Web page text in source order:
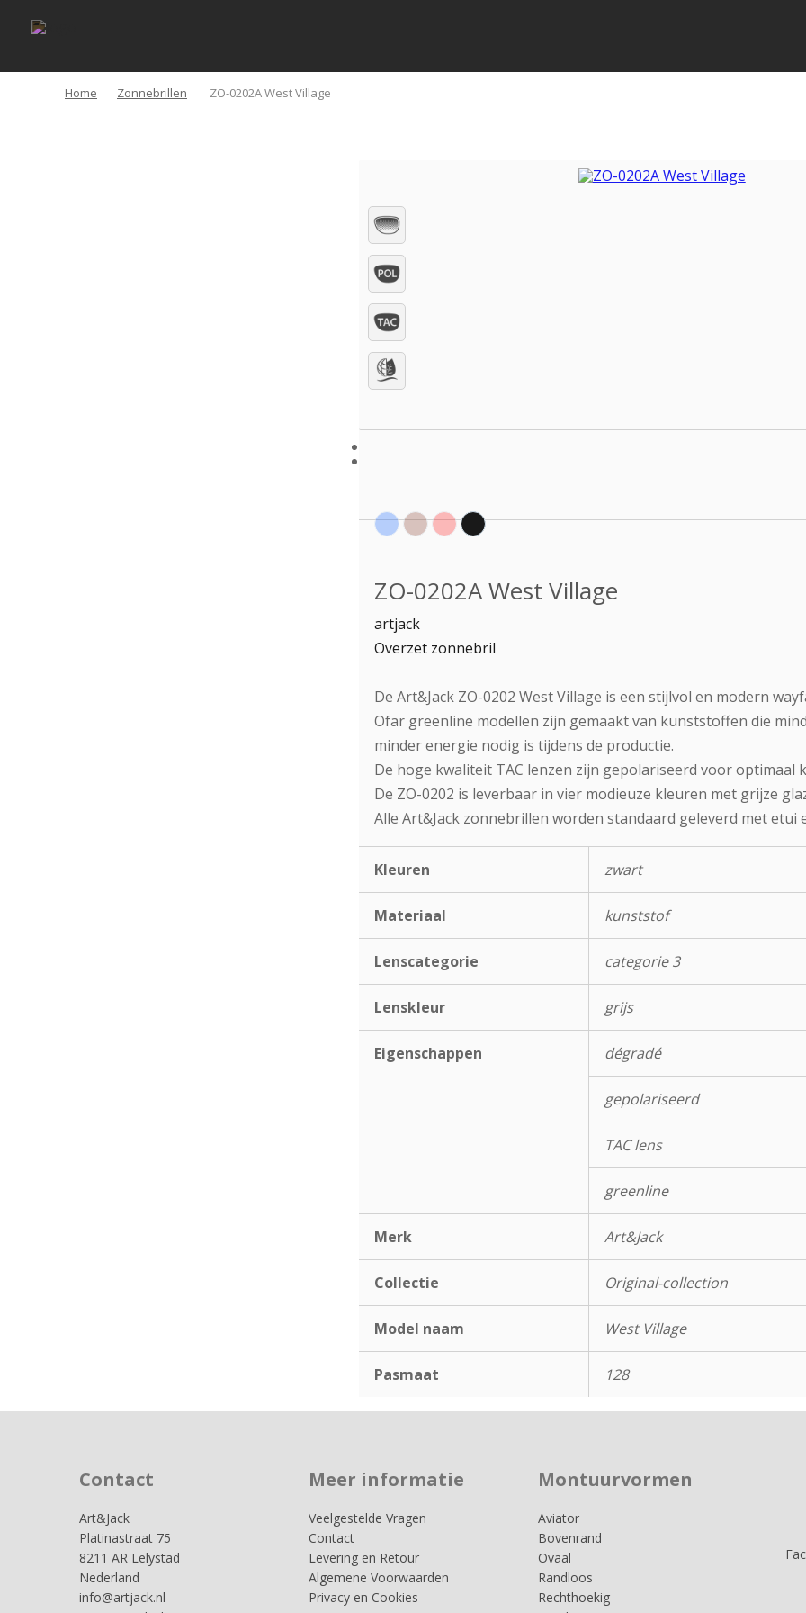
Home Zonnebrillen ZO-0202A West Village
ZO-0202A West Village
artjack
Overzet zonnebril
De Art&Jack ZO-0202 West Village is een stijlvol en modern
Ofar greenline modellen zijn gemaakt van kunststoffen die
minder energie nodig is tijdens de productie.
De hoge kwaliteit TAC lenzen zijn gepolariseerd voor optimaal
De ZO-0202 is leverbaar in vier modieuze kleuren met grijze
Alle Art&Jack zonnebrillen worden standaard geleverd met etui
Kleuren zwart
Materiaal kunststof
Lenscategorie categorie 3
Lenskleur grijs
Eigenschappen dégradé
gepolariseerd
TAC lens
greenline
Merk Art&Jack
Collectie Original-collection
Model naam West Village
Pasmaat 128
Contact
Art&Jack
Platinastraat 75
8211 AR Lelystad
Nederland
info@artjack.nl
Meer informatie
Veelgestelde Vragen
Contact
Levering en Retour
Algemene Voorwaarden
Privacy en Cookies
Montuurvormen
Aviator
Bovenrand
Ovaal
Randloos
Rechthoekig